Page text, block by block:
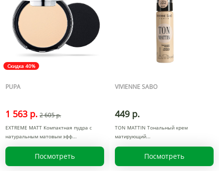
Скидка 40%
PUPA
1 563 р. 2 605 р.
EXTREME MATT Компактная пудра с
натуральным матовым эфф
Посмотреть
VIVIENNE SABO
449 р.
TON MATTIN Тональный крем
матирующий
Посмотреть